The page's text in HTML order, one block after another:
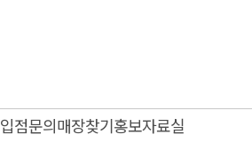
입점문의매장찾기홍보자료실